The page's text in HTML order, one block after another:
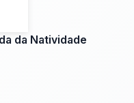
da Natividade